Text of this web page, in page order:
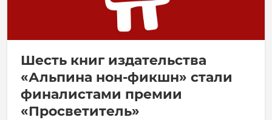
Шесть книг издательства
«Альпина нон-фикшн» стали
финалистами премии
«Просветитель»